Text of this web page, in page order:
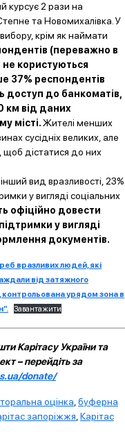
курсує 2 рази на
та Новомихалівка. У
крім як наймати
(переважно в
не користуються
37% респондентів
доступ до банкоматів,
км від даних
місті.Жителі менших
сусідніх великих, але
щоб дістатися до них
вид вразливості, 23%
у вигляді соціальних
офіційно довести
у вигляді
документів.
вразливих людей, які
від затяжного
контрольована урядом зона в
Завантажити
Карітасу України та
– перейдіть за
donate/
оцінка буферна
запоріжжя Карітас